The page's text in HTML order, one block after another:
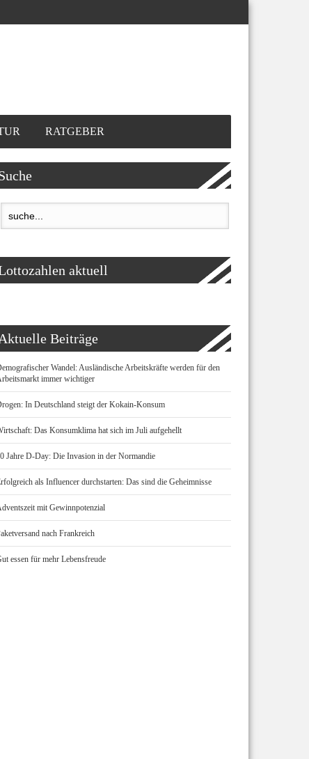
RATGEBER
aktuell
Aktuelle Beiträge
Wandel: Ausländische Arbeitskräfte werden für den
immer wichtiger
In Deutschland steigt der Kokain-Konsum
Das Konsumklima hat sich im Juli aufgehellt
Jahre D-Day: Die Invasion in der Normandie
als Influencer durchstarten: Das sind die Geheimnisse
mit Gewinnpotenzial
nach Frankreich
essen für mehr Lebensfreude